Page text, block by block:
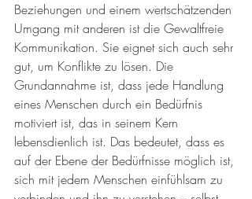
Beziehungen und einem wertschätzenden
Umgang mit anderen ist die Gewaltfreie
Kommunikation. Sie eignet sich auch sehr
gut, um Konflikte zu lösen. Die
Grundannahme ist, dass jede Handlung
eines Menschen durch ein Bedürfnis
motiviert ist, das in seinem Kern
lebensdienlich ist. Das bedeutet, dass es
auf der Ebene der Bedürfnisse möglich ist,
sich mit jedem Menschen einfühlsam zu